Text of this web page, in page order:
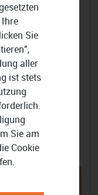
Sie
aller
ist stets
Sie am
Cookie